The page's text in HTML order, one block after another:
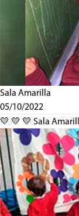
Sala Amarilla
05/10/2022
💛 💛 💛 Sala